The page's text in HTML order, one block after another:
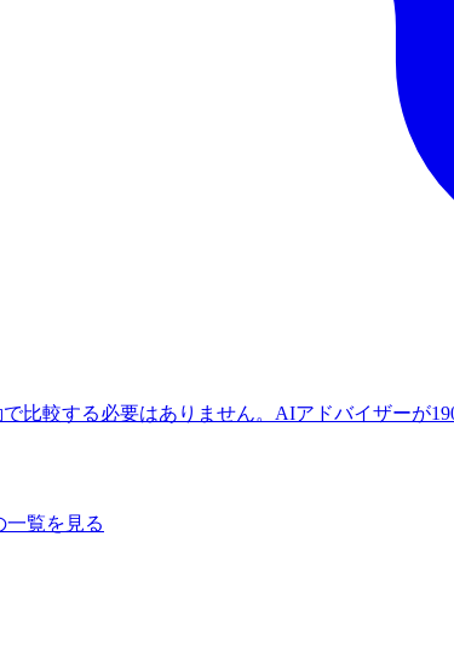
比較する必要はありません。AIアドバイザーが
一覧を見る